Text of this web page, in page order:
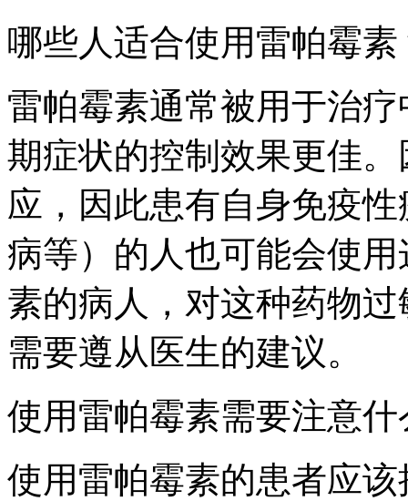
哪些人适合使用雷帕霉素
雷帕霉素通常被用于治
期症状的控制效果更佳
应，因此患有自身免疫
病等）的人也可能会使
素的病人，对这种药物
需要遵从医生的建议。
使用雷帕霉素需要注意什
使用雷帕霉素的患者应